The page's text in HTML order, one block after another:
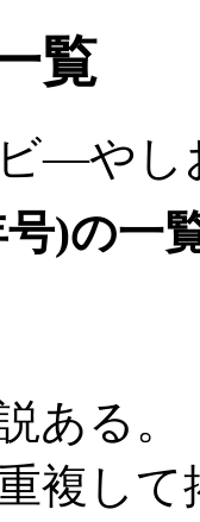
覧
―やし
)の一
ある。
複し